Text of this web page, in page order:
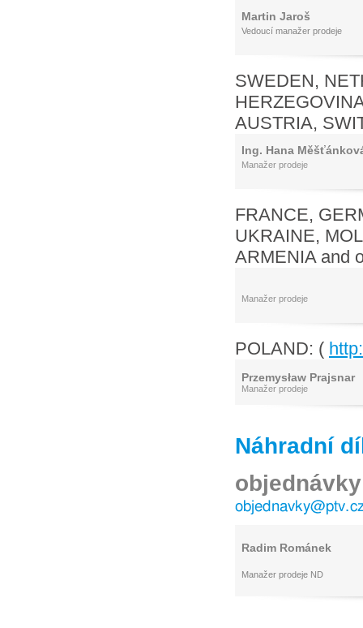
Martin Jaroš
Vedoucí manažer prodeje
SWEDEN,
AUSTRIA,
Ing. Hana
Manažer prodeje
FRANCE,
UKRAINE,
ARMENIA and
Manažer prodeje
POLAND: (
Przemysław Prajsnar
Manažer prodeje
Náhradní
Radim Románek
Manažer prodeje ND